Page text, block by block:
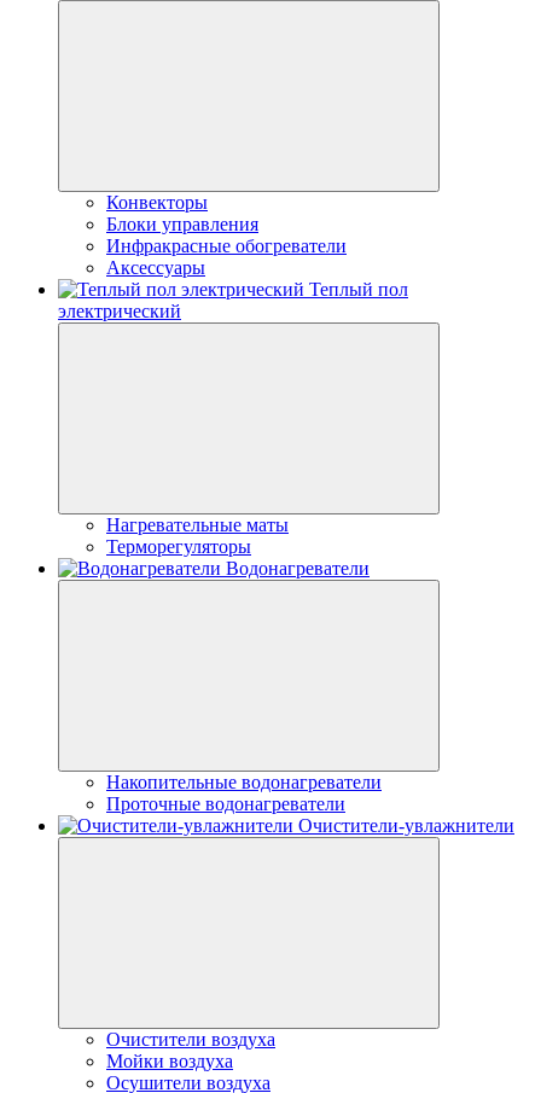
Конвекторы
Блоки управления
Инфракрасные обогреватели
Аксессуары
Теплый пол
электрический
Нагревательные маты
Терморегуляторы
Водонагреватели
Накопительные водонагреватели
Проточные водонагреватели
Очистители-увлажнители
Очистители воздуха
Мойки воздуха
Осушители воздуха